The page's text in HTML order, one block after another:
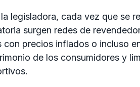
legisladora, cada vez que se
surgen redes de
con precios inflados o incluso
de los consumidores y